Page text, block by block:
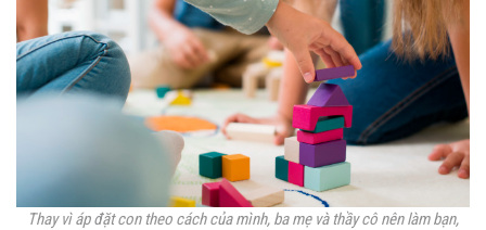
Thay vì áp đặt con theo cách của mình, ba mẹ và thầy cô nên làm bạn,